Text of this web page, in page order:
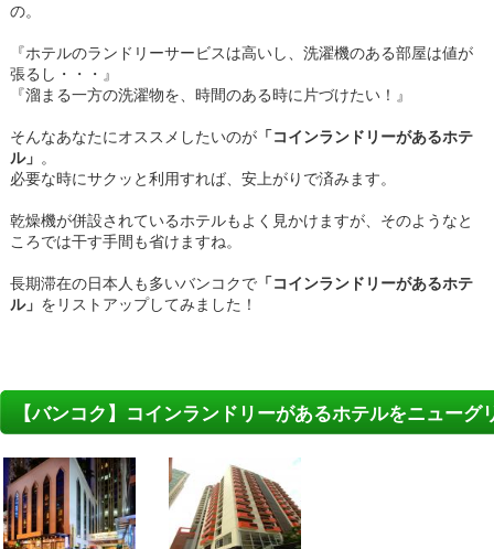
の。
『ホテルのランドリーサービスは高いし、洗濯機のある部屋は値が
張るし・・・』
『溜まる一方の洗濯物を、時間のある時に片づけたい！』
そんなあなたにオススメしたいのが 「コインランドリーがあるホテ
ル」 。
必要な時にサクッと利用すれば、安上がりで済みます。
乾燥機が併設されているホテルもよく見かけますが、そのようなと
ころでは干す手間も省けますね。
長期滞在の日本人も多いバンコクで 「コインランドリーがあるホテ
ル」 をリストアップしてみました！
【バンコク】コインランドリーがあるホテルをニュー